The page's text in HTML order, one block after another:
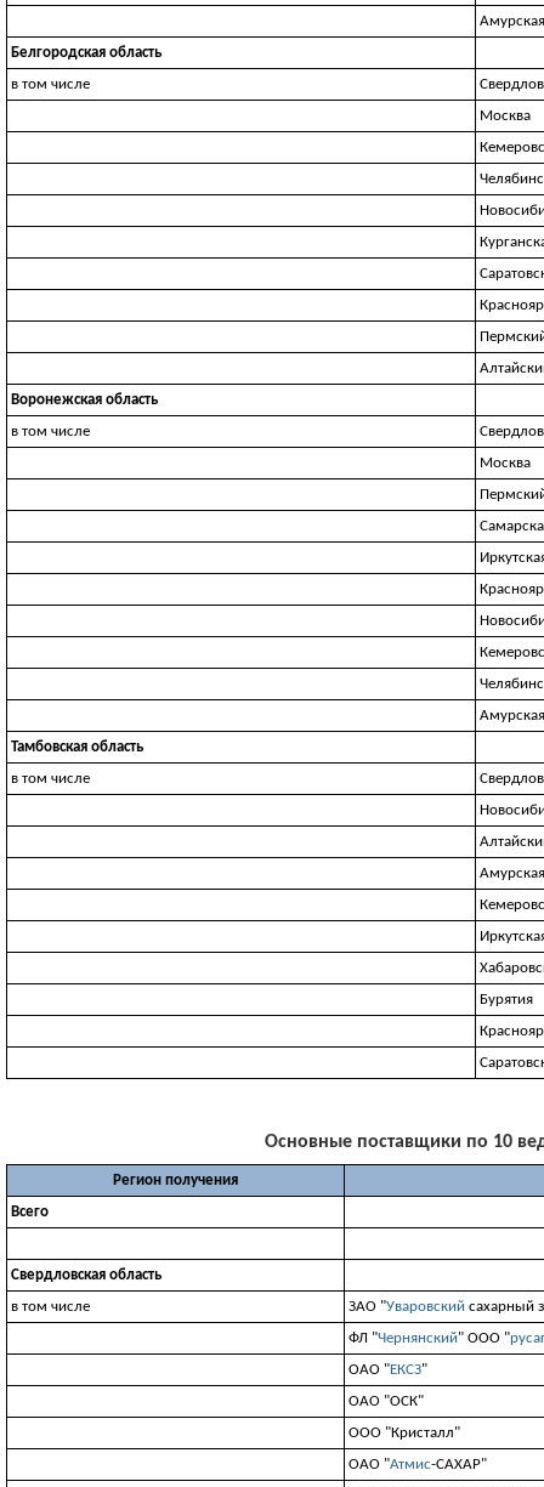
Белгородская область
в том числе
Москва
Воронежская область
в том числе
Москва
Тамбовская область
в том числе
Бурятия
Основные поставщики по 10
Регион получения
Всего
Свердловская область
в том числе
ЗАО "Уваровский сахарный
ФЛ "Чернянский" ООО "
ОАО "ЕКСЗ"
ОАО "ОСК"
ООО "Кристалл"
ОАО "Атмис-САХАР"